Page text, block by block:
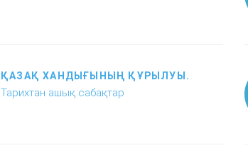
ҚАЗАҚ ХАНДЫҒЫНЫҢ ҚҰРЫЛУЫ.
Тарихтан ашық сабақтар